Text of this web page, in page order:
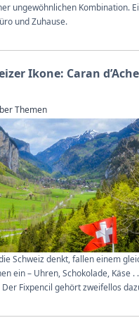
ungewöhnlichen Kombination.
und Zuhause.
Ikone: Caran
Themen
Schweiz denkt, fallen einem
ein – Uhren, Schokolade, Käse .
Fixpencil gehört zweifellos